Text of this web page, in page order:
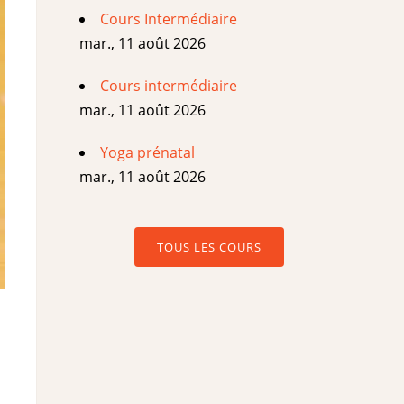
Cours Intermédiaire
mar., 11 août 2026
Cours intermédiaire
mar., 11 août 2026
Yoga prénatal
mar., 11 août 2026
TOUS LES COURS